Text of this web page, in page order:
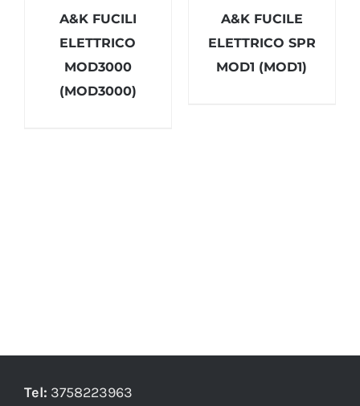
A&K FUCILI
ELETTRICO
MOD3000
(MOD3000)
A&K FUCILE
ELETTRICO SPR
MOD1 (MOD1)
Tel: 3758223963